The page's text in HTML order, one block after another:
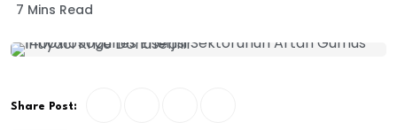
7 Mins Read
Share Post: